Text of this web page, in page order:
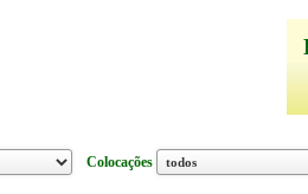
Colocações